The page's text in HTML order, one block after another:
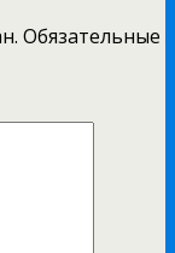
Обязательные